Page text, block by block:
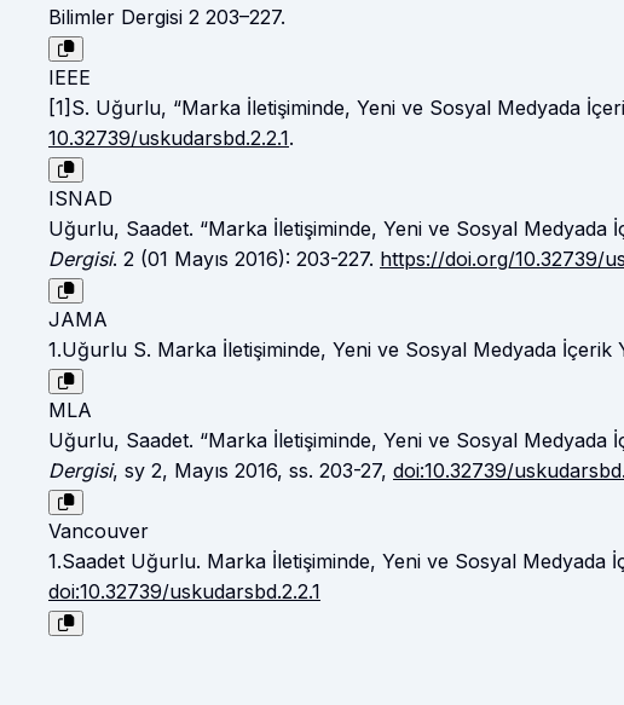
Bilimler Dergisi 2 203–227.
IEEE
[1]S. Uğurlu, “Marka İletişiminde, Yeni ve Sosyal Medyada
10.32739/uskudarsbd.2.2.1.
ISNAD
Uğurlu, Saadet. “Marka İletişiminde, Yeni ve Sosyal Medyada
Dergisi. 2 (01 Mayıs 2016): 203-227. https://doi.org/10.32739/
JAMA
1.Uğurlu S. Marka İletişiminde, Yeni ve Sosyal Medyada İçerik
MLA
Uğurlu, Saadet. “Marka İletişiminde, Yeni ve Sosyal Medyada
Dergisi, sy 2, Mayıs 2016, ss. 203-27, doi:10.32739/
Vancouver
1.Saadet Uğurlu. Marka İletişiminde, Yeni ve Sosyal Medyada
doi:10.32739/uskudarsbd.2.2.1